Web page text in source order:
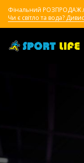
Фінальний РОЗПРОДАЖ
Чи є світло та вода?